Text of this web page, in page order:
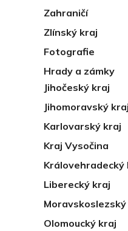
Zahraničí
Zlínský kraj
Fotografie
Hrady a zámky
Jihočeský kraj
Jihomoravský kraj
Karlovarský kraj
Kraj Vysočina
Královehradecký
Liberecký kraj
Olomoucký kraj